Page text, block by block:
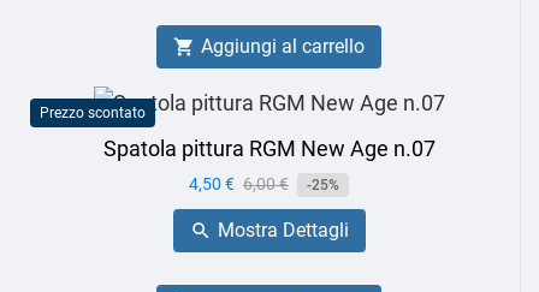
 Aggiungi al carrello
Prezzo scontato
Spatola pittura RGM New Age n.07
Prezzo
4,50 € Prezzo
base
6,00 € -25%
 Mostra Dettagli